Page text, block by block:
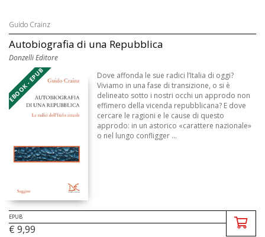
Guido Crainz
Autobiografia di una Repubblica
Donzelli Editore
EBOOK - EPUB
Dove affonda le sue radici l’Italia di oggi?
Viviamo in una fase di transizione, o si è
delineato sotto i nostri occhi un approdo non
effimero della vicenda repubblicana? E dove
cercare le ragioni e le cause di questo
approdo: in un astorico «carattere nazionale»
o nel lungo confligger ...
EPUB
€ 9,99